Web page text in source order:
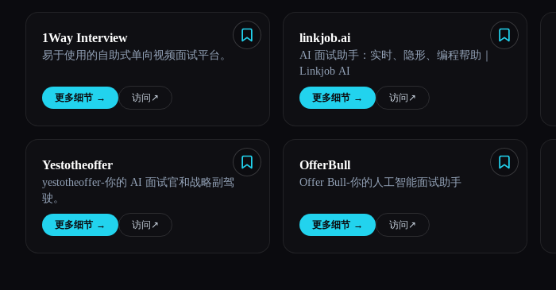
1Way Interview
易于使用的自助式单向视频面试平台。
更多细节 → 访问 ↗︎
linkjob.ai
AI 面试助手：实时、隐形、编程帮助｜
Linkjob AI
更多细节 → 访问 ↗︎
Yestotheoffer
yestotheoffer-你的 AI 面试官和战略副驾
驶。
更多细节 → 访问 ↗︎
OfferBull
Offer Bull-你的人工智能面试助手
更多细节 → 访问 ↗︎